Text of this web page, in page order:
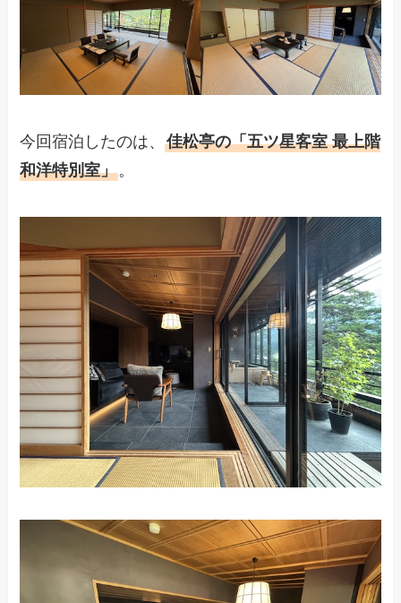
今回宿泊したのは、佳松亭の「五ツ星客室 最上階
和洋特別室」。